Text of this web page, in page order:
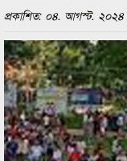
প্রকাশিত: ০৪. আগস্ট. ২০২৪